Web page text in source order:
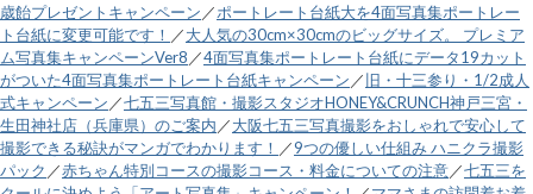
歳飴プレゼントキャンペーン ／ポートレート台紙大を4面写真集ポートレー
ト台紙に変更可能です！ ／大人気の30cm×30cmのビッグサイズ。 プレミア
ム写真集キャンペーンVer8 ／4面写真集ポートレート台紙にデータ19カット
がついた4面写真集ポートレート台紙キャンペーン ／旧・十三参り・1/2成人
式キャンペーン ／七五三写真館・撮影スタジオHONEY&CRUNCH神戸三宮・
生田神社店（兵庫県）のご案内 ／大阪七五三写真撮影をおしゃれで安心して
撮影できる秘訣がマンガでわかります！ ／9つの優しい仕組み ハニクラ撮影
パック ／赤ちゃん特別コースの撮影コース・料金についての注意／七五三を